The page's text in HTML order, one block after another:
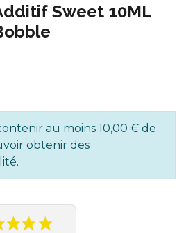
Sweet 10ML
au moins 10,00 € de
obtenir des